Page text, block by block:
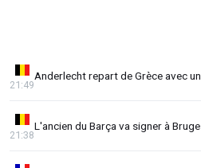
Anderlecht repart de Grèce avec
21:49
L'ancien du Barça va signer à
21:38